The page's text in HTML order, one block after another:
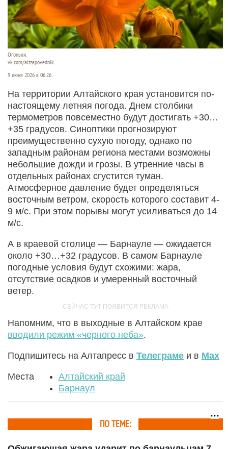
Огоньки.
vk.com/altzapovednik
9 июня 2026 в 06:26
На территории Алтайского края установится по-
настоящему летняя погода. Днем столбики
термометров повсеместно будут достигать +30…
+35 градусов. Синоптики прогнозируют
преимущественно сухую погоду, однако по
западным районам региона местами возможны
небольшие дожди и грозы. В утренние часы в
отдельных районах сгустится туман.
Атмосферное давление будет определяться
восточным ветром, скорость которого составит 4-
9 м/с. При этом порывы могут усиливаться до 14
м/с.
А в краевой столице — Барнауле — ожидается
около +30…+32 градусов. В самом Барнауле
погодные условия будут схожими: жара,
отсутствие осадков и умеренный восточный
ветер.
Напомним, что в выходные в Алтайском крае
вводили режим «черного неба».
Подпишитесь на Алтапресс в Телеграме и в Max
Места
Алтайский край
Барнаул
ПО ТЕМЕ: